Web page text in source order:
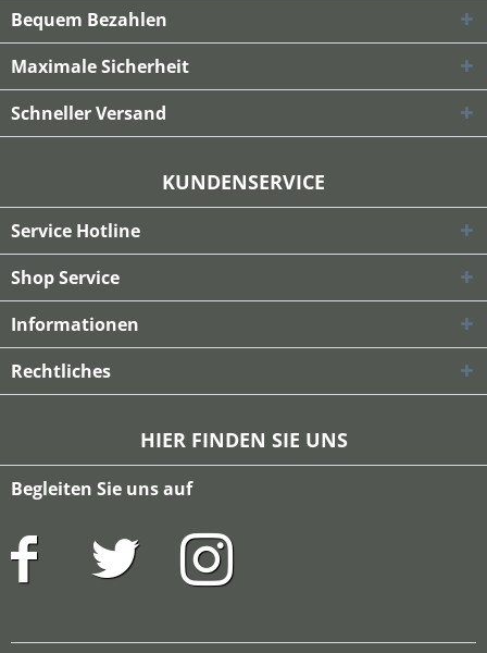
Bequem Bezahlen
Maximale Sicherheit
Schneller Versand
KUNDENSERVICE
Service Hotline
Shop Service
Informationen
Rechtliches
HIER FINDEN SIE UNS
Begleiten Sie uns auf